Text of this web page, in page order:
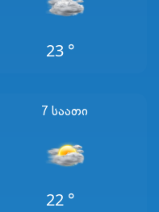
23 °
7 Საათი
22 °